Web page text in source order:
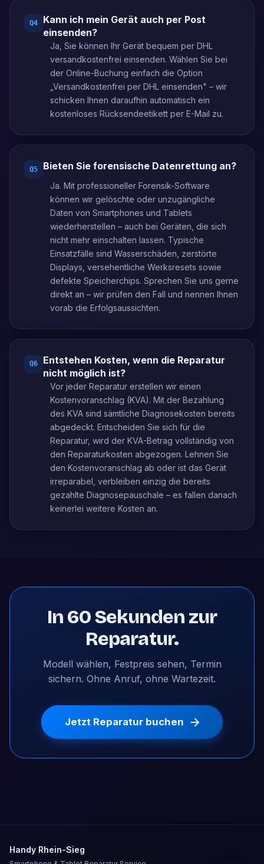
Q4
Kann ich mein Gerät auch per Post
einsenden?
Ja, Sie können Ihr Gerät bequem per DHL
versandkostenfrei einsenden. Wählen Sie bei
der Online-Buchung einfach die Option
„Versandkostenfrei per DHL einsenden" – wir
schicken Ihnen daraufhin automatisch ein
kostenloses Rücksendeetikett per E-Mail zu.
Q5 Bieten Sie forensische Datenrettung an?
Ja. Mit professioneller Forensik-Software
können wir gelöschte oder unzugängliche
Daten von Smartphones und Tablets
wiederherstellen – auch bei Geräten, die sich
nicht mehr einschalten lassen. Typische
Einsatzfälle sind Wasserschäden, zerstörte
Displays, versehentliche Werksresets sowie
defekte Speicherchips. Sprechen Sie uns gerne
direkt an – wir prüfen den Fall und nennen Ihnen
vorab die Erfolgsaussichten.
Q6
Entstehen Kosten, wenn die Reparatur
nicht möglich ist?
Vor jeder Reparatur erstellen wir einen
Kostenvoranschlag (KVA). Mit der Bezahlung
des KVA sind sämtliche Diagnosekosten bereits
abgedeckt. Entscheiden Sie sich für die
Reparatur, wird der KVA-Betrag vollständig von
den Reparaturkosten abgezogen. Lehnen Sie
den Kostenvoranschlag ab oder ist das Gerät
irreparabel, verbleiben einzig die bereits
gezahlte Diagnosepauschale – es fallen danach
keinerlei weitere Kosten an.
In 60 Sekunden zur
Reparatur.
Modell wählen, Festpreis sehen, Termin
sichern. Ohne Anruf, ohne Wartezeit.
Jetzt Reparatur buchen
Handy Rhein-Sieg